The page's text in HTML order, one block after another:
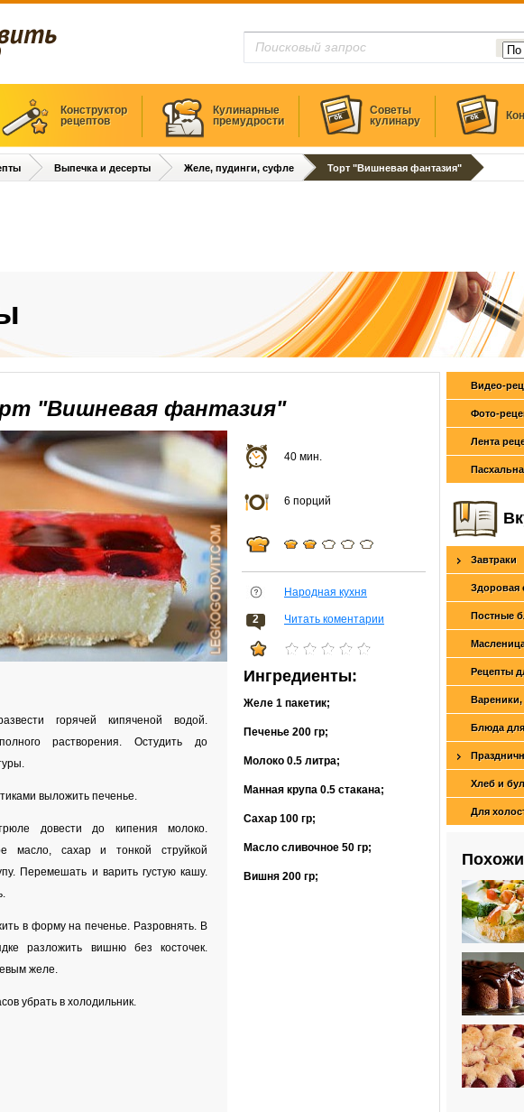
Конструктор
рецептов
Кулинарные
премудрости
Советы
кулинару
Выпечка и десерты Желе, пудинги, суфле Торт "Вишневая фантазия"
"Вишневая фантазия"
горячей кипяченой водой.
растворения. Остудить до
выложить печенье.
довести до кипения молоко.
масло, сахар и тонкой струйкой
Перемешать и варить густую кашу.
в форму на печенье. Разровнять. В
разложить вишню без косточек.
желе.
убрать в холодильник.
40 мин.
6 порций
Народная кухня
2 Читать коментарии
Ингредиенты:
Желе 1 пакетик;
Печенье 200 гр;
Молоко 0.5 литра;
Манная крупа 0.5 стакана;
Сахар 100 гр;
Масло сливочное 50 гр;
Вишня 200 гр;
Видео-
Фото-
Лента
Завтраки
Здоровая
Постные
Рецепты
Блюда
Хлеб и
Для